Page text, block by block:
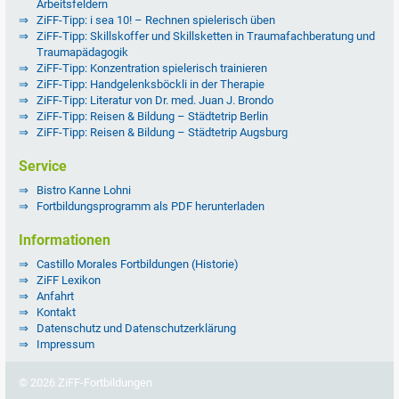
Arbeitsfeldern
ZiFF-Tipp: i sea 10! – Rechnen spielerisch üben
ZiFF-Tipp: Skillskoffer und Skillsketten in Traumafachberatung und
Traumapädagogik
ZiFF-Tipp: Konzentration spielerisch trainieren
ZiFF-Tipp: Handgelenksböckli in der Therapie
ZiFF-Tipp: Literatur von Dr. med. Juan J. Brondo
ZiFF-Tipp: Reisen & Bildung – Städtetrip Berlin
ZiFF-Tipp: Reisen & Bildung – Städtetrip Augsburg
Service
Bistro Kanne Lohni
Fortbildungsprogramm als PDF herunterladen
Informationen
Castillo Morales Fortbildungen (Historie)
ZiFF Lexikon
Anfahrt
Kontakt
Datenschutz und Datenschutzerklärung
Impressum
© 2026 ZiFF-Fortbildungen